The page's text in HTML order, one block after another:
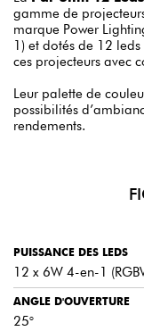
gamme de
marque Power
1) et dotés de 12
ces projecteurs avec
Leur palette de
possibilités
rendements.
PUISSANCE DES LEDS
12 x 6W 4-en-1
ANGLE D'OUVERTURE
25°